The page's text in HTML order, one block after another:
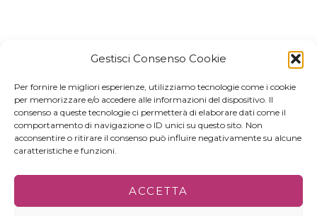
Gestisci Consenso Cookie
Per fornire le migliori esperienze, utilizziamo tecnologie come i cookie
per memorizzare e/o accedere alle informazioni del dispositivo. Il
consenso a queste tecnologie ci permetterà di elaborare dati come il
comportamento di navigazione o ID unici su questo sito. Non
acconsentire o ritirare il consenso può influire negativamente su alcune
caratteristiche e funzioni.
ACCETTA